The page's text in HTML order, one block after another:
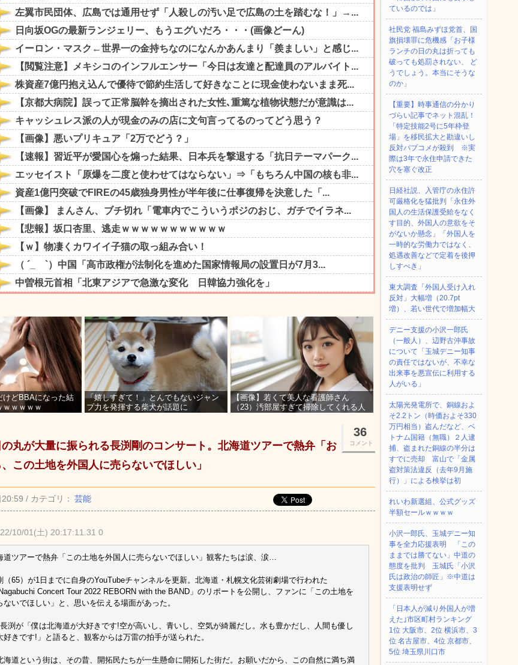
けどBBAになった結
ｗｗｗｗｗ
「嬉しすぎて！」とんでもないジャン
プ力を発揮する柴犬が話題に
【画像】若くて美人な看護師さん
（23）汚部屋すぎて掃除してくれる人
36
コメント
の丸が大量に振られる長渕剛のコンサート。北海道ツアーで熱弁「お
この土地を外国人に売らないでほしい」
/ カテゴリ： 芸能
10/01(土) 20:17:11.31 0
道ツアーで熱弁「この土地を外国人に売らないでほしい」観客たちは涙、涙…
（65）が1日までに自身のYouTubeチャンネルを更新。北海道・札幌文化芸術劇場で行われた
Concert Tour 2022 REBORN with the BAND」のリポートを公開し、ファンに「この土地を
ないでほしい」と、思いを伝える場面があった。
渕が「僕は北海道が大好きです!空が高いし、青いし、空気が綺麗だし。水も豊かだし、人間も優し
好きです!」と語ると、観客からは万雷の拍手が送られた。
海道という街は、その昔、開拓民たちが一生懸命に開拓した街だ。お願いだから、この自然に満ち満
ているのでは」
社民党 福島みずほ党首、国
旗損壊罪に危機感「お子様
ランチの日の丸は折っても
破っても処罰されない、 ど
うでしょう。本当にそうな
のか」
【重要】時事通信の分かり
づらい記事でネット混乱！
「特定技能2号に5年枠登
場」を移民拡大と勘違いし
反対パブコメが殺到 ※実
際は3年で永住申請できた
穴を塞ぐ改正
日経社説、入管庁の永住許
可厳格化を猛批判「永住外
国人の生活保護受給をなく
す目的、外国人の意欲をそ
がないか懸念」「外国人を
一時的な労働力ではなく、
処遇改善などで定着を後押
しすべき」
東大調査「外国人受け入れ
反対」大幅増（20.7pt
増）、若い世代で増加幅大
デニー支援の小沢一郎氏
（一般人）、辺野古沖事故
について「玉城デニー知事
の責任ではないが、不幸な
出来事を悪宣伝に利用する
人がいる」
太陽光発電所で、銅線およ
そ2.2トン（時価およそ330
万円相当）盗んだなど、ベ
トナム国籍（無職）２人逮
捕、盗まれた銅線の半分は
すでに売却 富山で「金属
盗対策法違反（去年9月施
行）」による検挙は初
れいわ新選組、公式グッズ
半額セールｗｗｗｗ
小沢一郎氏、玉城デニー知
事を全力応援表明 「この
ままでは勝てない」中道の
態度を批判 玉城氏「小沢
氏は政治の師匠」※中道は
支援表明せず
「日本人が減り外国人が増
えた｣市区町村ランキング
1位 大阪市、2位 横浜市、3
位 名古屋市、4位 京都市、
5位 埼玉県川口市